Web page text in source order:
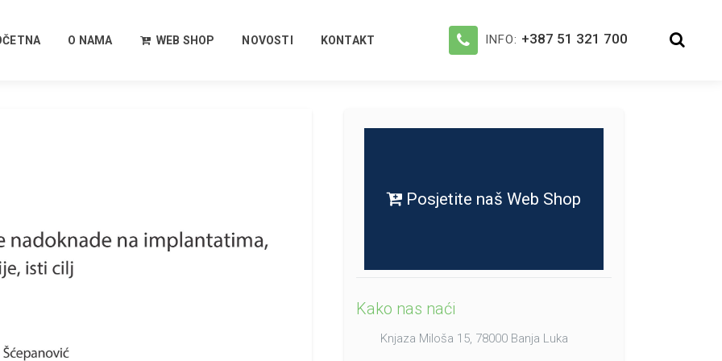
INFO: +387 51 321 700
O NAMA WEB SHOP NOVOSTI KONTAKT
Posjetite naš Web Shop
Kako nas naći
Knjaza Miloša 15, 78000 Banja Luka